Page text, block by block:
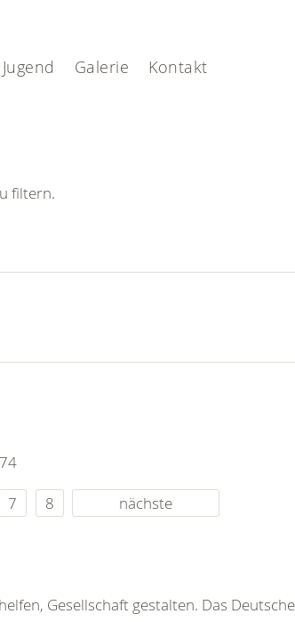
Jugend Galerie Kontakt
filtern.
7 8 nächste
Gesellschaft gestalten. Das